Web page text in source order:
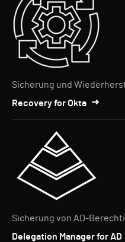
Sicherung und
Recovery for Okta
Sicherung von AD-
Delegation Manager for AD